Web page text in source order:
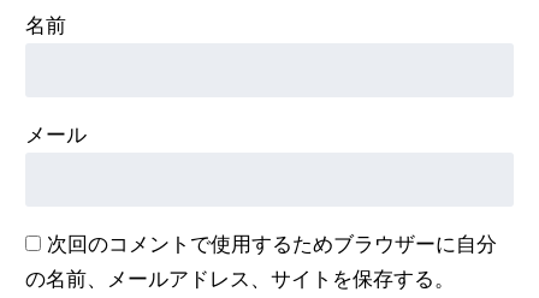
ご注意
1 氏名（漢字）
名前
メール
次回のコメントで使用するためブラウザーに自分
の名前、メールアドレス、サイトを保存する。